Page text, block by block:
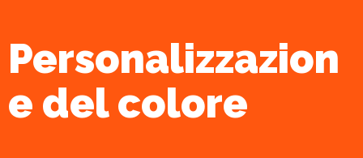
Personalizzazion
e del colore